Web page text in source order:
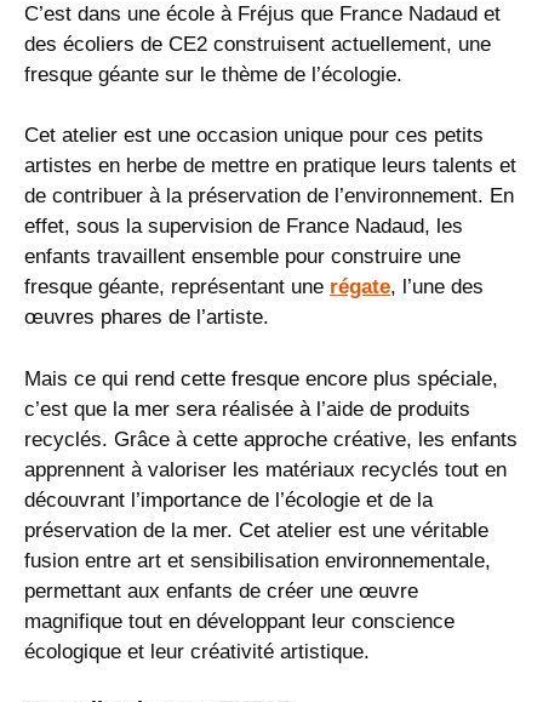
C’est dans une école à Fréjus que France Nadaud et
des écoliers de CE2 construisent actuellement, une
fresque géante sur le thème de l’écologie.
Cet atelier est une occasion unique pour ces petits
artistes en herbe de mettre en pratique leurs talents et
de contribuer à la préservation de l’environnement. En
effet, sous la supervision de France Nadaud, les
enfants travaillent ensemble pour construire une
fresque géante, représentant une régate, l’une des
œuvres phares de l’artiste.
Mais ce qui rend cette fresque encore plus spéciale,
c’est que la mer sera réalisée à l’aide de produits
recyclés. Grâce à cette approche créative, les enfants
apprennent à valoriser les matériaux recyclés tout en
découvrant l’importance de l’écologie et de la
préservation de la mer. Cet atelier est une véritable
fusion entre art et sensibilisation environnementale,
permettant aux enfants de créer une œuvre
magnifique tout en développant leur conscience
écologique et leur créativité artistique.